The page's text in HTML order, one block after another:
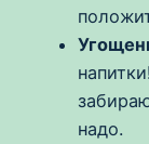
надо.